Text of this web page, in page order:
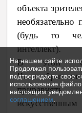
На нашем сайте
Продолжая
подтверждаете свое
использование
настоящим
соглашением
объекта
(будь то
интеллект).
В этой